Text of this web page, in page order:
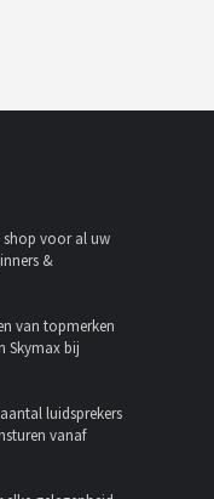
shop voor al uw
&
van topmerken
Skymax bij
luidsprekers
vanaf